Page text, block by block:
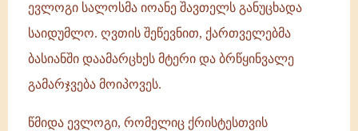
ევლოგი სალოსმა იოანე შავთელს განუცხადა
საიდუმლო. ღვთის შეწევნით, ქართველებმა
ბასიანში დაამარცხეს მტერი და ბრწყინვალე
გამარჯვება მოიპოვეს.
წმიდა ევლოგი, რომელიც ქრისტესთვის